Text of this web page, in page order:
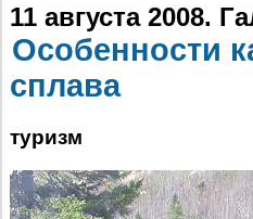
11 августа 2008.
Особенности
сплава
туризм